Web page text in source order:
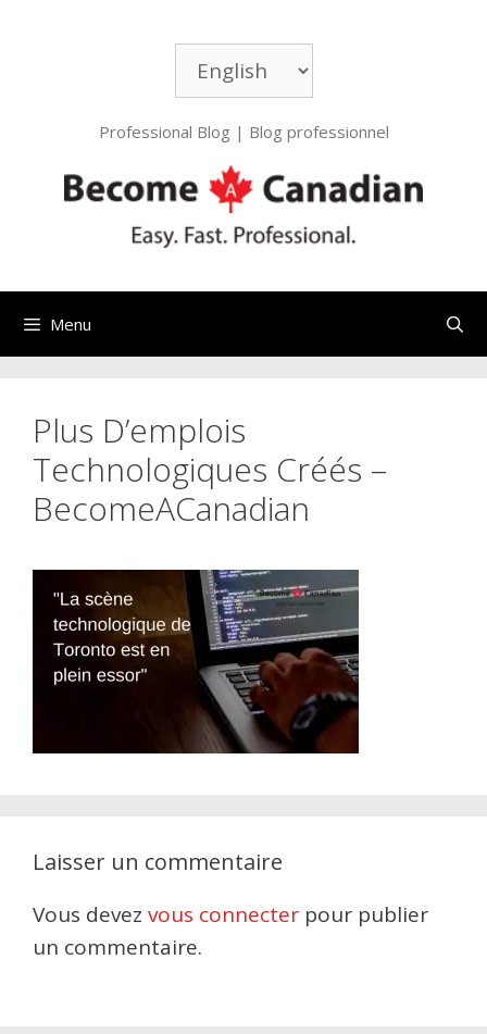
Choisir
une
langue
Professional Blog | Blog professionnel
Menu
Plus D’emplois
Technologiques Créés –
BecomeACanadian
Laisser un commentaire
Vous devez vous connecter pour publier
un commentaire.